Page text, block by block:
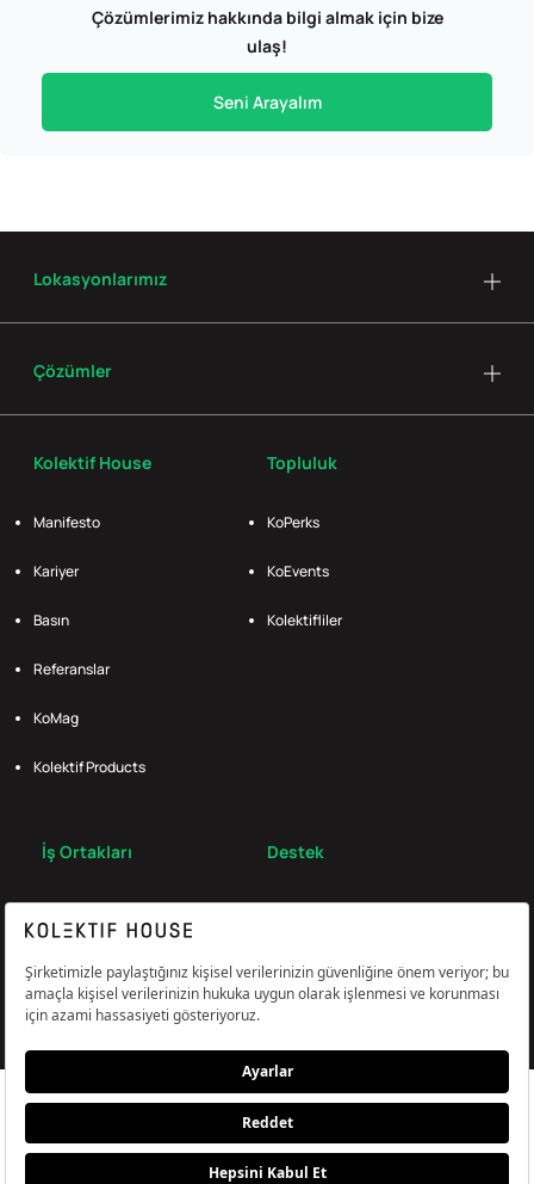
Çözümlerimiz hakkında bilgi almak için bize
ulaş!
Seni Arayalım
Kolektif House
Manifesto
Kariyer
Basın
Referanslar
KoMag
Kolektif Products
Topluluk
KoPerks
KoEvents
Kolektifliler
İş Ortakları Destek
Lokasyonlarımız
Çözümler
Çerez Tercihlerini Yönetin